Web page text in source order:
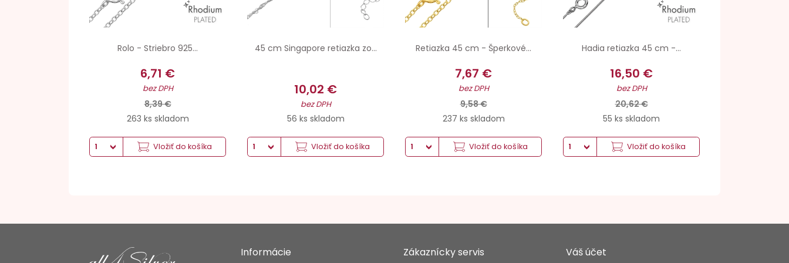
Rolo - Striebro 925...
6,71 €
bez DPH
8,39 €
263 ks skladom
Vložiť do košíka
45 cm Singapore retiazka zo...
10,02 €
bez DPH
56 ks skladom
Vložiť do košíka
Retiazka 45 cm - Šperkové...
7,67 €
bez DPH
9,58 €
237 ks skladom
Vložiť do košíka
Hadia retiazka 45 cm -...
16,50 €
bez DPH
20,62 €
55 ks skladom
Vložiť do košíka
Informácie Zákaznícky servis Váš účet